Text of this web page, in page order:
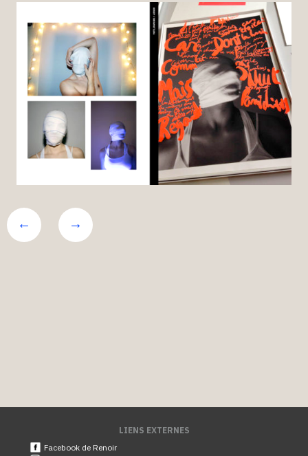
LIENS EXTERNES
Facebook de Renoir